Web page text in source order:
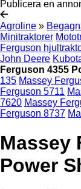
Publicera en
Agroline »
Minitraktorer
Ferguson
John Deere
Ferguson 4355
135 Massey
Ferguson 5711
7620 Massey
Ferguson 8737
Massey
Power